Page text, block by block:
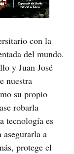
con la
del mundo.
y Juan José
nuestra
su propio
robarla
tecnología es
a
protege el